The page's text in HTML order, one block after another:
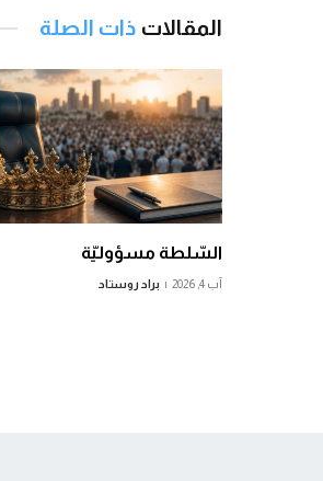
المقالات ذات الصلة
السّلطة مسؤوليّة
آب 4, 2026 براد روستاد